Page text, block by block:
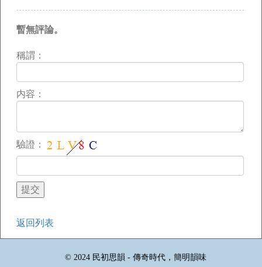
暫無評論。
稱謂：
内容：
驗證：
返回列表
© 2024 民初思韻 - 傳奇時代，簡明韻味